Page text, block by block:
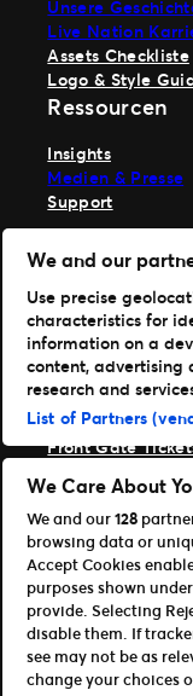
Unsere
Live Nation
Assets Checkliste
Logo & Style
Ressourcen
Insights
Medien & Presse
Support
TM1 anmelden
Hole dir
Ticketmaster
TM1 Reports
Portfolio
Ticketmaster
Front Gate
Universe
Verbessere
Partner
Platform
Partner &
Entwickler (APIs
We and our
Use precise
characteristics for
information on a
content, advertising
research and
List of Partners
We Care About
We and our128
browsing data or
Accept Cookies
purposes shown
provide. Selecting
disable them. If
see may not be as
change your choices